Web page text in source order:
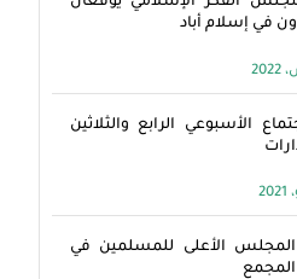
في إسلام أباد
الأسبوعي الرابع والثلاثين
الأعلى للمسلمين في
المجمع